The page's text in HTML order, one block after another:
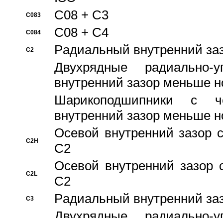
C083 C08 + C3
C084 C08 + C4
C2
Pадиальный внутренний
Двухрядные радиально-
внутренний зазор меньше
Шарикоподшипники с
внутренний зазор меньше
C2H
Осевой внутренний зазор
C2
C2L
Осевой внутренний зазор
C2
C3
Pадиальный внутренний